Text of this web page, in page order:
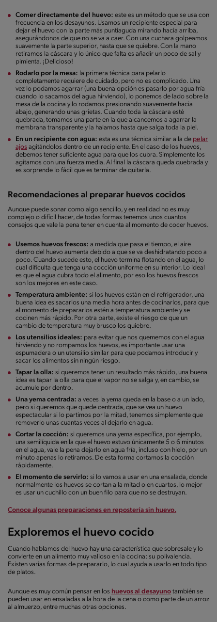
Comer directamente del huevo: este es un método que se usa con
frecuencia en los desayunos. Usamos un recipiente especial para
dejar el huevo con la parte más puntiaguda mirando hacia arriba,
asegurándonos de que no se va a caer. Con una cuchara golpeamos
suavemente la parte superior, hasta que se quiebre. Con la mano
retiramos la cáscara y lo único que falta es añadir un poco de sal y
pimienta. ¡Delicioso!
Rodarlo por la mesa: la primera técnica para pelarlo
completamente requiere de cuidado, pero no es complicado. Una
vez lo podamos agarrar (una buena opción es pasarlo por agua fría
cuando lo sacamos del agua hirviendo), lo ponemos de lado sobre la
mesa de la cocina y lo rodamos presionando suavemente hacia
abajo, generando unas grietas. Cuando toda la cáscara esté
quebrada, tomamos una parte en la que alcancemos a agarrar la
membrana transparente y la halamos hasta que salga toda la piel.
En un recipiente con agua: esta es una técnica similar a la de pelar
ajos agitándolos dentro de un recipiente. En el caso de los huevos,
debemos tener suficiente agua para que los cubra. Simplemente los
agitamos con una fuerza media. Al final la cáscara queda quebrada y
es sorprende lo fácil que es terminar de quitarla.
Recomendaciones al preparar huevos cocidos
Aunque puede sonar como algo sencillo, y en realidad no es muy
complejo o difícil hacer, de todas formas tenemos unos cuantos
consejos que vale la pena tener en cuenta al momento de cocer huevos.
Usemos huevos frescos: a medida que pasa el tiempo, el aire
dentro del huevo aumenta debido a que se va deshidratando poco a
poco. Cuando sucede esto, el huevo termina flotando en el agua, lo
cual dificulta que tenga una cocción uniforme en su interior. Lo ideal
es que el agua cubra todo el alimento, por eso los huevos frescos
son los mejores en este caso.
Temperatura ambiente: si los huevos están en el refrigerador, una
buena idea es sacarlos una media hora antes de cocinarlos, para que
al momento de prepararlos estén a temperatura ambiente y se
cocinen más rápido. Por otra parte, existe el riesgo de que un
cambio de temperatura muy brusco los quiebre.
Los utensilios ideales: para evitar que nos quememos con el agua
hirviendo y no rompamos los huevos, es importante usar una
espumadera o un utensilio similar para que podamos introducir y
sacar los alimentos sin ningún riesgo.
Tapar la olla: si queremos tener un resultado más rápido, una buena
idea es tapar la olla para que el vapor no se salga y, en cambio, se
acumule por dentro.
Una yema centrada: a veces la yema queda en la base o a un lado,
pero si queremos que quede centrada, que se vea un huevo
espectacular si lo partimos por la mitad, tenemos simplemente que
removerlo unas cuantas veces al dejarlo en agua.
Cortar la cocción: si queremos una yema específica, por ejemplo,
una semilíquida en la que el huevo estuvo únicamente 5 o 6 minutos
en el agua, vale la pena dejarlo en agua fría, incluso con hielo, por un
minuto apenas lo retiramos. De esta forma cortamos la cocción
rápidamente.
El momento de servirlo: si lo vamos a usar en una ensalada, donde
normalmente los huevos se cortan a la mitad o en cuartos, lo mejor
es usar un cuchillo con un buen filo para que no se destruyan.
Conoce algunas preparaciones en repostería sin huevo.
Exploremos el huevo cocido
Cuando hablamos del huevo hay una característica que sobresale y lo
convierte en un alimento muy valioso en la cocina: su polivalencia.
Existen varias formas de prepararlo, lo cual ayuda a usarlo en todo tipo
de platos.
Aunque es muy común pensar en los huevos al desayuno también se
pueden usar en ensaladas a la hora de la cena o como parte de un arroz
al almuerzo, entre muchas otras opciones.